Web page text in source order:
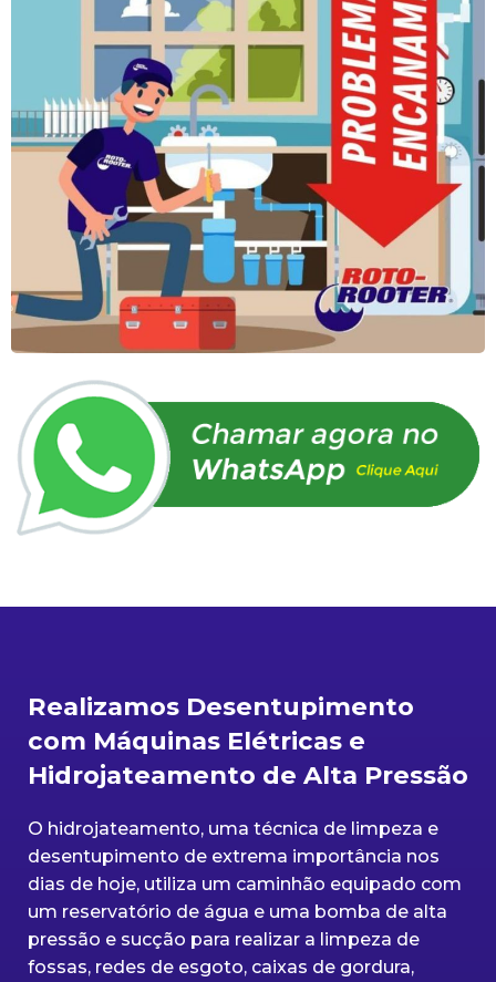
Realizamos Desentupimento
com Máquinas Elétricas e
Hidrojateamento de Alta Pressão
O hidrojateamento, uma técnica de limpeza e
desentupimento de extrema importância nos
dias de hoje, utiliza um caminhão equipado com
um reservatório de água e uma bomba de alta
pressão e sucção para realizar a limpeza de
fossas, redes de esgoto, caixas de gordura,